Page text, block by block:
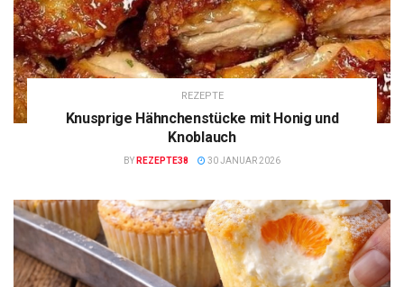
REZEPTE
Knusprige Hähnchenstücke mit Honig und
Knoblauch
BY REZEPTE38 30 JANUAR 2026